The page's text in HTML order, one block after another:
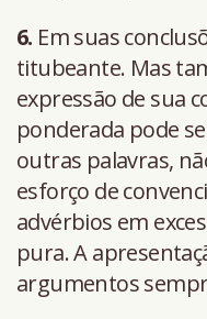
6. Em suas
titubeante. Mas
expressão de sua
ponderada pode
outras palavras,
esforço de
advérbios em
pura. A
argumentos